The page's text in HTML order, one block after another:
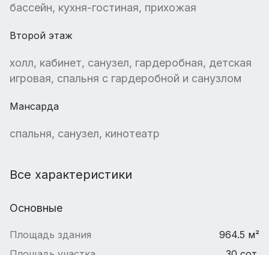
бассейн, кухня-гостиная, прихожая
Второй этаж
холл, кабинет, санузел, гардеробная, детская
игровая, спальня с гардеробной и санузлом
Мансарда
спальня, санузел, кинотеатр
Все характеристики
Основные
Площадь здания
964.5 м²